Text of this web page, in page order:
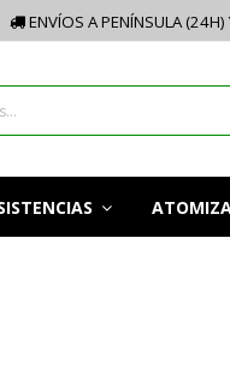
ENVÍOS A PENÍNSULA (24H)